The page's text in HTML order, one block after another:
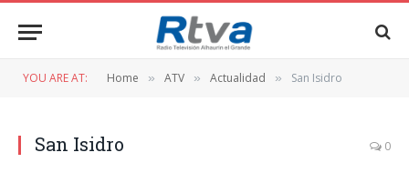
YOU ARE AT: Home » ATV » Actualidad » San Isidro
San Isidro 0